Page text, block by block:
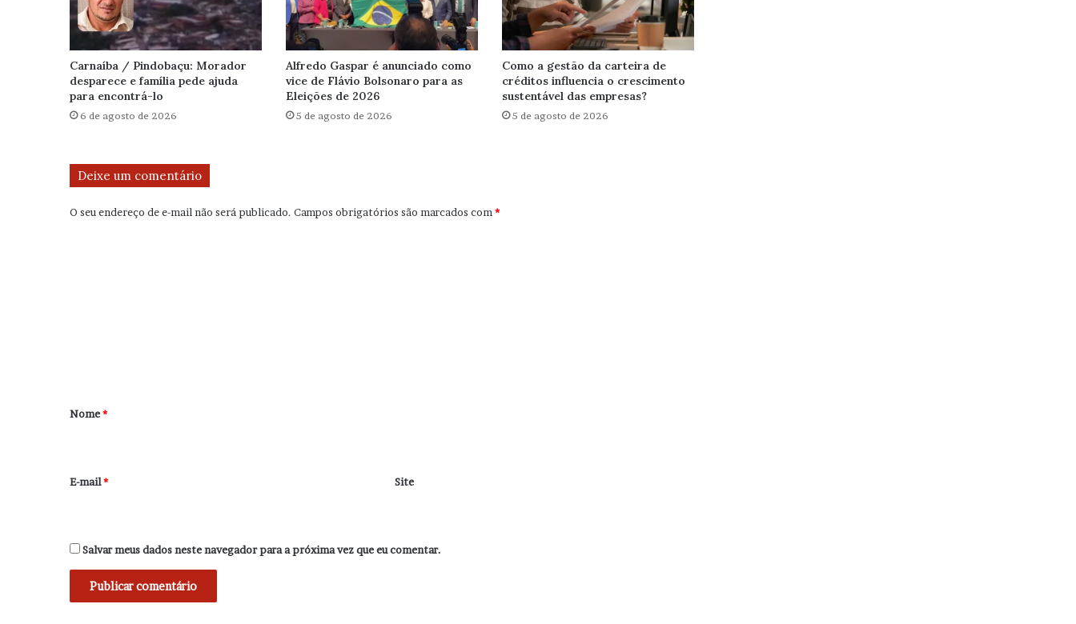
Carnaíba / Pindobaçu: Morador
desparece e família pede ajuda
para encontrá-lo
6 de agosto de 2026
Alfredo Gaspar é anunciado como
vice de Flávio Bolsonaro para as
Eleições de 2026
5 de agosto de 2026
Como a gestão da carteira de
créditos influencia o crescimento
sustentável das empresas?
5 de agosto de 2026
Deixe um comentário
O seu endereço de e-mail não será publicado. Campos obrigatórios são marcados com *
r
*
Nome*
E-mail* Site
Salvar meus dados neste navegador para a próxima vez que eu comentar.